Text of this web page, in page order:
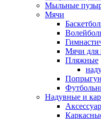
Мыльные
Мячи
Мячи
Пляжные
Надувные и